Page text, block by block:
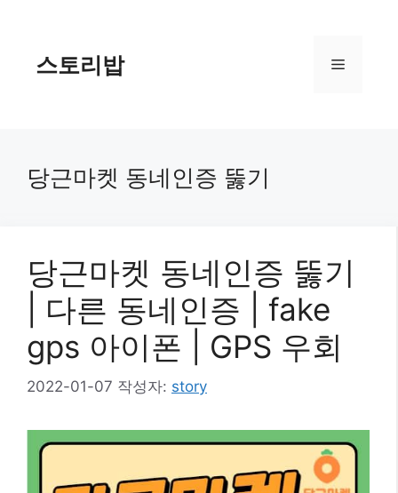
스토리밥 메
당근마켓 동네인증 뚫기
당근마켓 동네인증 뚫기
| 다른 동네인증 | fake
gps 아이폰 | GPS 우회
2022-01-07 작성자: story